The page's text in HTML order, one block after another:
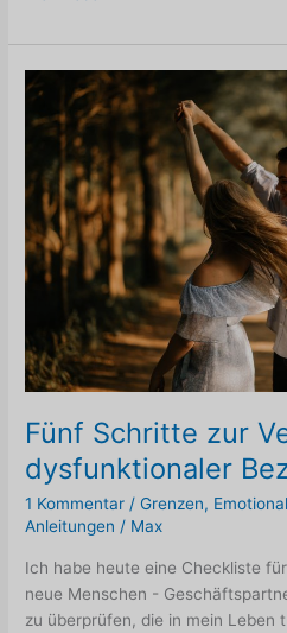
BTEA,
und
warum
ist
für
mich
wichtig?
Fünf Schritte zur
dysfunktionaler
1 Kommentar /Grenzen,
Anleitungen / Max
Ich habe heute eine Checkliste
neue Menschen -
zu überprüfen, die in mein Leben